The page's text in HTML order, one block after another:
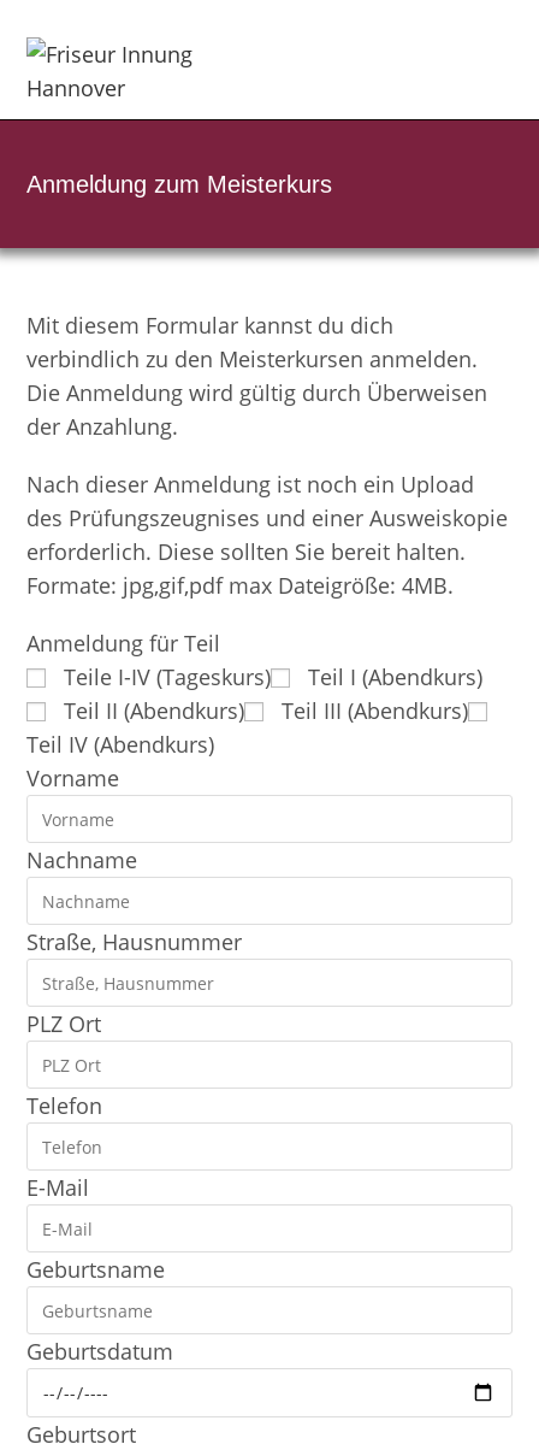
Inhalt
springen
Anmeldung zum Meisterkurs
Mit diesem Formular kannst du dich
verbindlich zu den Meisterkursen anmelden.
Die Anmeldung wird gültig durch Überweisen
der Anzahlung.
Nach dieser Anmeldung ist noch ein Upload
des Prüfungszeugnises und einer Ausweiskopie
erforderlich. Diese sollten Sie bereit halten.
Formate: jpg,gif,pdf max Dateigröße: 4MB.
Anmeldung für Teil
Teile I-IV (Tageskurs)
Teil I (Abendkurs)
Teil II (Abendkurs)
Teil III (Abendkurs)
Teil IV (Abendkurs)
Vorname
Nachname
Straße, Hausnummer
PLZ Ort
Telefon
E-Mail
Geburtsname
Geburtsdatum
Geburtsort